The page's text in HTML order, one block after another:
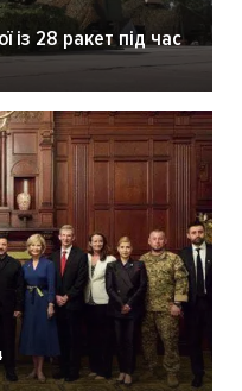
28 ракет під час